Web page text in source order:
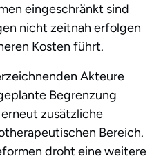
eingeschränkt sind
nicht zeitnah erfolgen
Kosten führt.
Akteure
Begrenzung
zusätzliche
Bereich.
droht eine weitere